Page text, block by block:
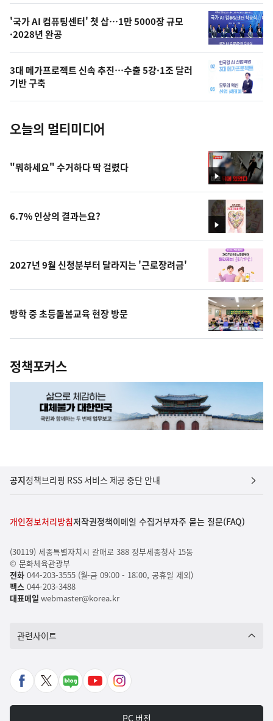
오
늘
의
사
진
'국가 AI 컴퓨팅센터' 첫 삽…1만 5000장 규모
·2028년 완공
3대 메가프로젝트 신속 추진…수출 5강·1조 달러
기반 구축
오늘의 멀티미디어
영
상
"뭐하세요" 수거하다 딱 걸렸다
영
상
6.7% 인상의 결과는요?
2027년 9월 신청분부터 달라지는 '근로장려금'
방학 중 초등돌봄교육 현장 방문
정책포커스
공지정책브리핑 RSS 서비스 제공 중단 안내
개인정보처리방침저작권정책이메일 수집거부자주 묻는 질문(FAQ)
(30119) 세종특별자치시 갈매로 388 정부세종청사 15동
© 문화체육관광부
전화044-203-3555 (월-금 09:00 - 18:00, 공휴일 제외)
팩스 044-203-3488
대표메일 webmaster@korea.kr
관련사이트
페
X
네
유
인
타
PC 버전